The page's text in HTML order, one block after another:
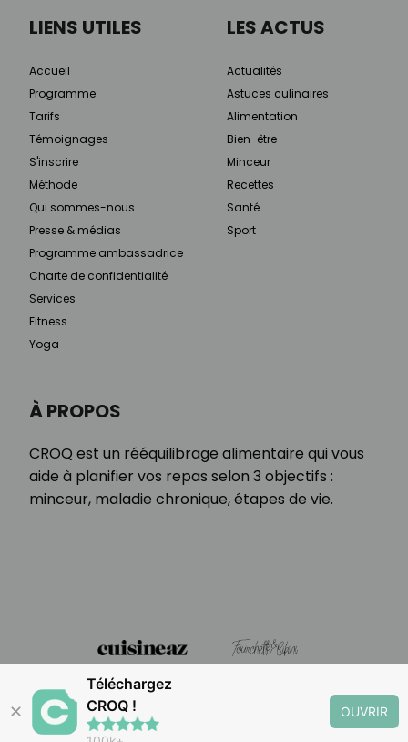
À PROPOS
CROQ est un rééquilibrage alimentaire qui vous
aide à planifier vos repas selon 3 objectifs :
minceur, maladie chronique, étapes de vie.
LIENS UTILES
Accueil
Programme
Tarifs
Témoignages
S'inscrire
Méthode
Qui sommes-nous
Presse & médias
Programme ambassadrice
Charte de confidentialité
Services
Fitness
Yoga
LES ACTUS
Actualités
Astuces culinaires
Alimentation
Bien-être
Minceur
Recettes
Santé
Sport
✕
Téléchargez
CROQ !
OUVRIR